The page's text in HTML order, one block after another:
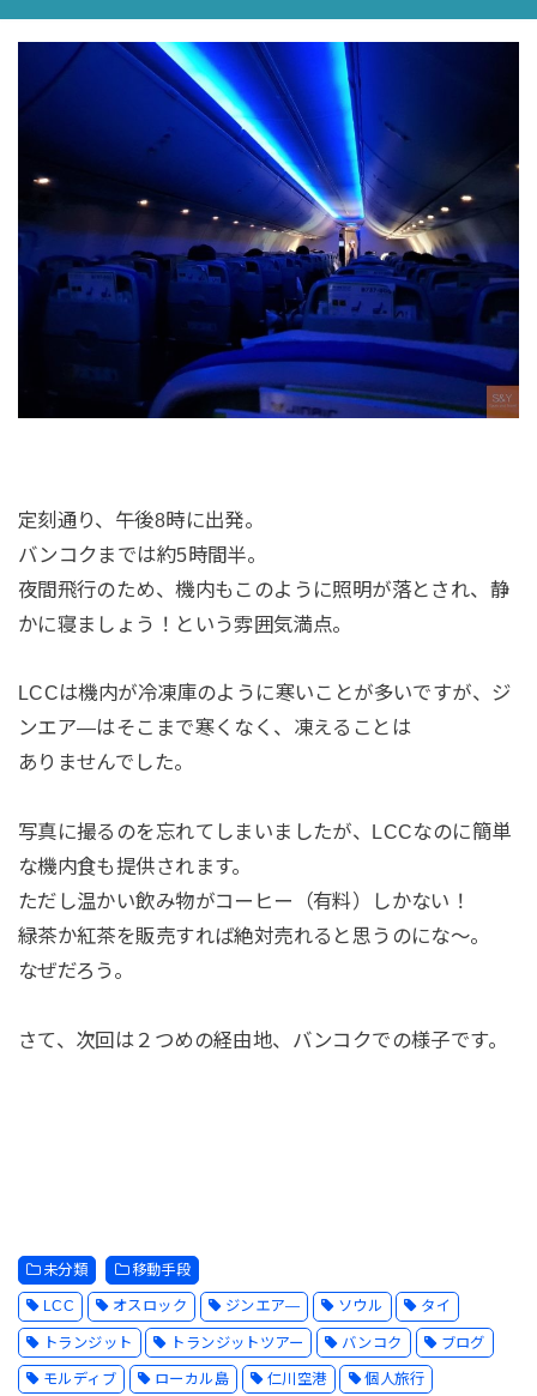
定刻通り、午後8時に出発。
バンコクまでは約5時間半。
夜間飛行のため、機内もこのように照明が落とされ、静
かに寝ましょう！という雰囲気満点。
LCCは機内が冷凍庫のように寒いことが多いですが、ジ
ンエア―はそこまで寒くなく、凍えることは
ありませんでした。
写真に撮るのを忘れてしまいましたが、LCCなのに簡単
な機内食も提供されます。
ただし温かい飲み物がコーヒー（有料）しかない！
緑茶か紅茶を販売すれば絶対売れると思うのにな～。
なぜだろう。
さて、次回は２つめの経由地、バンコクでの様子です。
未分類 移動手段
LCC オスロック ジンエア― ソウル タイ
トランジット トランジットツアー バンコク ブログ
モルディブ ローカル島 仁川空港 個人旅行